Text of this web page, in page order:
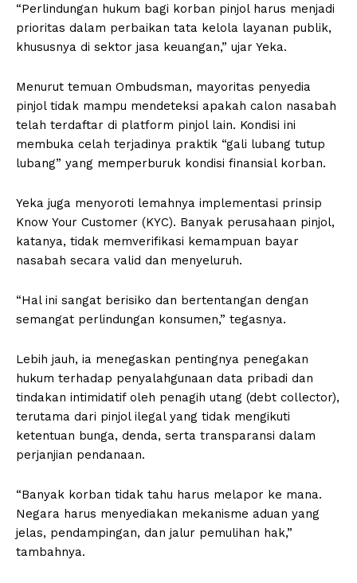
“Perlindungan hukum bagi korban pinjol harus menjadi
prioritas dalam perbaikan tata kelola layanan publik,
khususnya di sektor jasa keuangan,” ujar Yeka.
Menurut temuan Ombudsman, mayoritas penyedia
pinjol tidak mampu mendeteksi apakah calon nasabah
telah terdaftar di platform pinjol lain. Kondisi ini
membuka celah terjadinya praktik “gali lubang tutup
lubang” yang memperburuk kondisi finansial korban.
Yeka juga menyoroti lemahnya implementasi prinsip
Know Your Customer (KYC). Banyak perusahaan pinjol,
katanya, tidak memverifikasi kemampuan bayar
nasabah secara valid dan menyeluruh.
“Hal ini sangat berisiko dan bertentangan dengan
semangat perlindungan konsumen,” tegasnya.
Lebih jauh, ia menegaskan pentingnya penegakan
hukum terhadap penyalahgunaan data pribadi dan
tindakan intimidatif oleh penagih utang (debt collector),
terutama dari pinjol ilegal yang tidak mengikuti
ketentuan bunga, denda, serta transparansi dalam
perjanjian pendanaan.
“Banyak korban tidak tahu harus melapor ke mana.
Negara harus menyediakan mekanisme aduan yang
jelas, pendampingan, dan jalur pemulihan hak,”
tambahnya.